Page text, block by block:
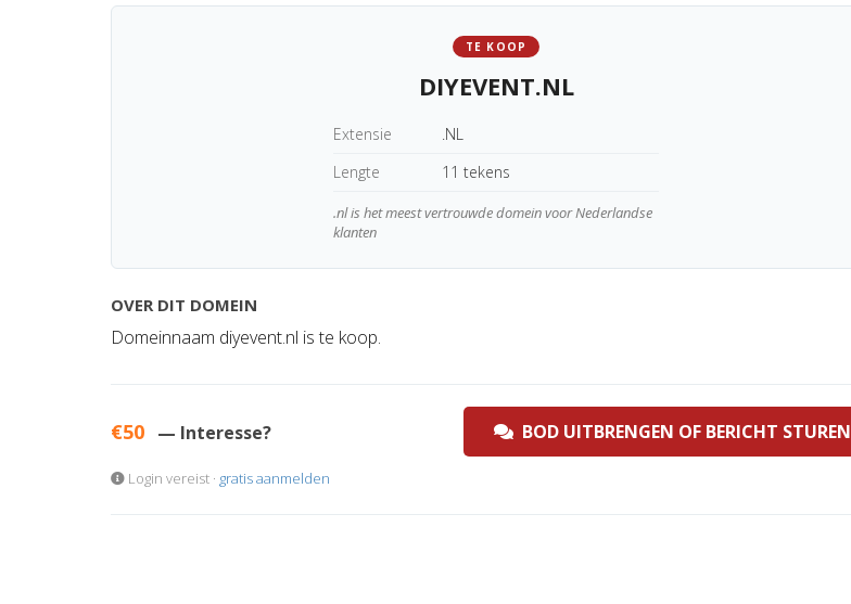
TE KOOP
DIYEVENT.NL
Extensie
.NL
Lengte
11 tekens
.nl is het meest vertrouwde domein voor Nederlandse
klanten
OVER DIT DOMEIN
Domeinnaam diyevent.nl is te koop.
€50 — Interesse? BOD UITBRENGEN OF BERICHT STUREN
Login vereist · gratis aanmelden